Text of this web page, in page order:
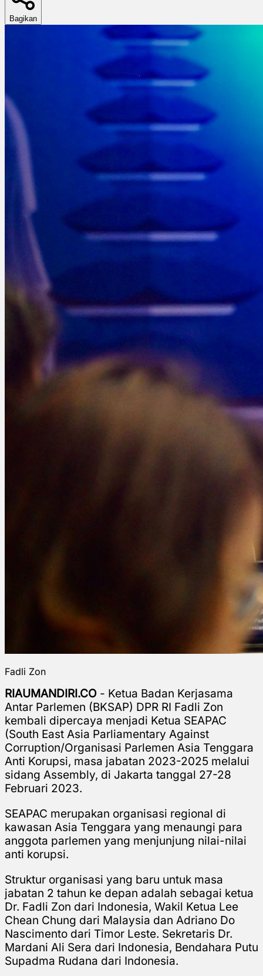
Bagikan
Fadli Zon
RIAUMANDIRI.CO - Ketua Badan Kerjasama
Antar Parlemen (BKSAP) DPR RI Fadli Zon
kembali dipercaya menjadi Ketua SEAPAC
(South East Asia Parliamentary Against
Corruption/Organisasi Parlemen Asia Tenggara
Anti Korupsi, masa jabatan 2023-2025 melalui
sidang Assembly, di Jakarta tanggal 27-28
Februari 2023.
SEAPAC merupakan organisasi regional di
kawasan Asia Tenggara yang menaungi para
anggota parlemen yang menjunjung nilai-nilai
anti korupsi.
Struktur organisasi yang baru untuk masa
jabatan 2 tahun ke depan adalah sebagai ketua
Dr. Fadli Zon dari Indonesia, Wakil Ketua Lee
Chean Chung dari Malaysia dan Adriano Do
Nascimento dari Timor Leste. Sekretaris Dr.
Mardani Ali Sera dari Indonesia, Bendahara Putu
Supadma Rudana dari Indonesia.